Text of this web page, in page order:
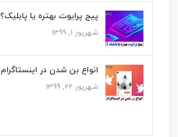
پیج پرایوت بهتره یا پابلیک؟
شهریور 1, 1399
انواع بن شدن در اینستاگرام
شهریور 22, 1399